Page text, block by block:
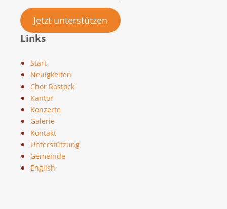
Jetzt unterstützen
Links
Start
Neuigkeiten
Chor Rostock
Kantor
Konzerte
Galerie
Kontakt
Unterstützung
Gemeinde
English